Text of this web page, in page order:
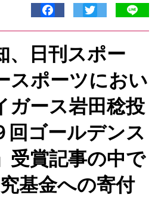
Facebook
、日刊スポー
スポーツにおい
ガース岩田稔投
回ゴールデンス
受賞記事の中で
基金への寄付